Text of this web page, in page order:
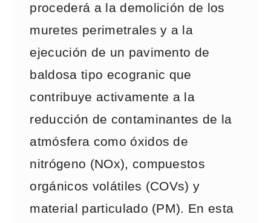
procederá a la demolición de los
muretes perimetrales y a la
ejecución de un pavimento de
baldosa tipo ecogranic que
contribuye activamente a la
reducción de contaminantes de la
atmósfera como óxidos de
nitrógeno (NOx), compuestos
orgánicos volátiles (COVs) y
material particulado (PM). En esta